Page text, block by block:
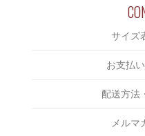
￥
￥
￥
￥
￥
サイズ
お支払
配送方法
メルマ